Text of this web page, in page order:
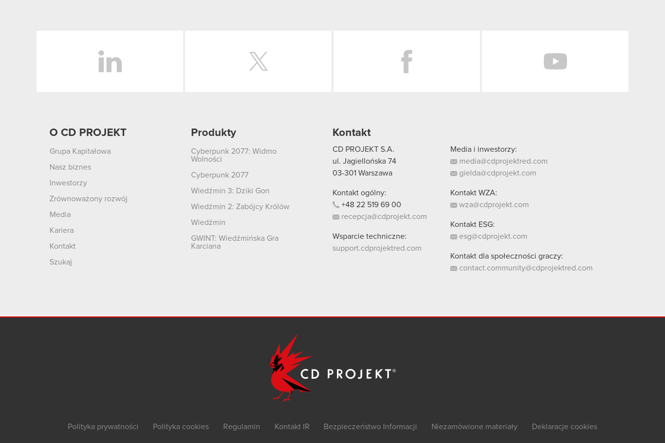
O CD PROJEKT
Grupa Kapitałowa
Nasz biznes
Inwestorzy
Zrównoważony rozwój
Media
Kariera
Kontakt
Szukaj
Produkty
Cyberpunk 2077: Widmo
Wolności
Cyberpunk 2077
Wiedźmin 3: Dziki Gon
Wiedźmin 2: Zabójcy Królów
Wiedźmin
GWINT: Wiedźmińska Gra
Karciana
Kontakt
CD PROJEKT S.A.
ul. Jagiellońska 74
03-301 Warszawa
Kontakt ogólny:
+48 22 519 69 00
recepcja@cdprojekt.com
Wsparcie techniczne:
support.cdprojektred.com
Media i inwestorzy:
media@cdprojektred.com
gielda@cdprojekt.com
Kontakt WZA:
wza@cdprojekt.com
Kontakt ESG:
esg@cdprojekt.com
Kontakt dla społeczności graczy:
contact.community@cdprojektred.com
Polityka prywatności Polityka cookies Regulamin Kontakt IR Bezpieczeństwo Informacji Niezamówione materiały Deklaracje cookies